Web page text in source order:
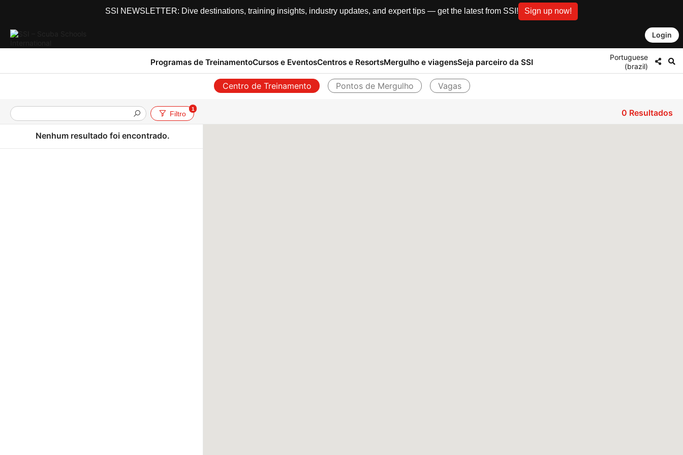
SSI NEWSLETTER: Dive destinations, training insights, industry updates, and expert tips — get the latest from SSI! Sign up now!
Login
Programas de TreinamentoCursos e EventosCentros e ResortsMergulho e viagensSeja parceiro da SSI
Portuguese
(brazil)
Centro de Treinamento Pontos de Mergulho Vagas
Filtro
1 0 Resultados
Nenhum resultado foi encontrado.